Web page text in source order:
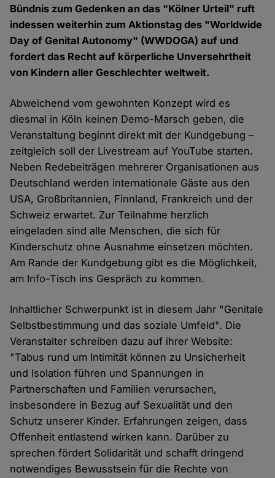
Bündnis zum Gedenken an das "Kölner Urteil" ruft
indessen weiterhin zum Aktionstag des "Worldwide
Day of Genital Autonomy" (WWDOGA) auf und
fordert das Recht auf körperliche Unversehrtheit
von Kindern aller Geschlechter weltweit.
Abweichend vom gewohnten Konzept wird es
diesmal in Köln keinen Demo-Marsch geben, die
Veranstaltung beginnt direkt mit der Kundgebung –
zeitgleich soll der Livestream auf YouTube starten.
Neben Redebeiträgen mehrerer Organisationen aus
Deutschland werden internationale Gäste aus den
USA, Großbritannien, Finnland, Frankreich und der
Schweiz erwartet. Zur Teilnahme herzlich
eingeladen sind alle Menschen, die sich für
Kinderschutz ohne Ausnahme einsetzen möchten.
Am Rande der Kundgebung gibt es die Möglichkeit,
am Info-Tisch ins Gespräch zu kommen.
Inhaltlicher Schwerpunkt ist in diesem Jahr "Genitale
Selbstbestimmung und das soziale Umfeld". Die
Veranstalter schreiben dazu auf ihrer Website:
"Tabus rund um Intimität können zu Unsicherheit
und Isolation führen und Spannungen in
Partnerschaften und Familien verursachen,
insbesondere in Bezug auf Sexualität und den
Schutz unserer Kinder. Erfahrungen zeigen, dass
Offenheit entlastend wirken kann. Darüber zu
sprechen fördert Solidarität und schafft dringend
notwendiges Bewusstsein für die Rechte von